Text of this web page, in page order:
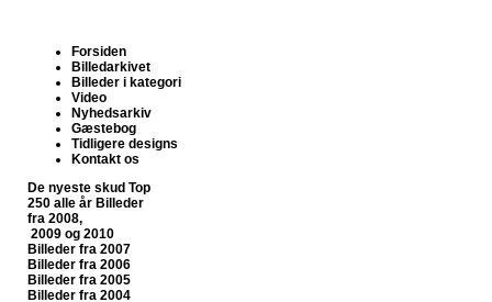
Forsiden
Billedarkivet
Billeder i kategori
Video
Nyhedsarkiv
Gæstebog
Tidligere designs
Kontakt os
De nyeste skud Top
250 alle år Billeder
fra 2008,
2009 og 2010
Billeder fra 2007
Billeder fra 2006
Billeder fra 2005
Billeder fra 2004